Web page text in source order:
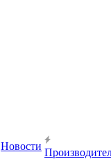
Новости